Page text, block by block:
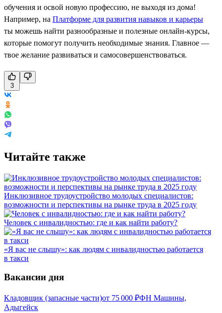
обучения и освой новую профессию, не выходя из дома!
Например, на Платформе для развития навыков и карьеры
ты можешь найти разнообразные и полезные онлайн-курсы,
которые помогут получить необходимые знания. Главное —
твое желание развиваться и самосовершенствоваться.
3
Читайте также
Инклюзивное трудоустройство молодых специалистов:
возможности и перспективы на рынке труда в 2025 году
Человек с инвалидностью: где и как найти работу?
«Я вас не слышу»: как людям с инвалидностью работается
в такси
Вакансии дня
Кладовщик (запасные части)от 75 000 ₽ФН Машины,
Адыгейск